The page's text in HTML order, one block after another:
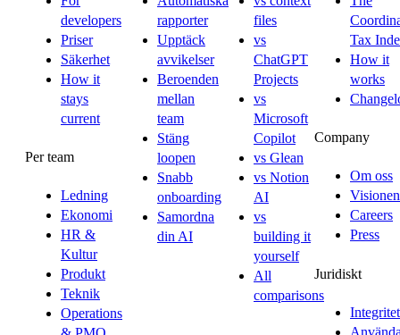
developers
Priser
Säkerhet
How it
stays
current
Per team
Ledning
Ekonomi
HR &
Kultur
Produkt
Teknik
Operations
rapporter
Upptäck
avvikelser
Beroenden
mellan
team
Stäng
loopen
Snabb
onboarding
Samordna
din AI
files
vs
ChatGPT
Projects
vs
Microsoft
Copilot
vs Glean
vs Notion
AI
vs
building it
yourself
All
comparisons
Tax
How it
works
Company
Om oss
Visionen
Careers
Press
Juridiskt
Integritet